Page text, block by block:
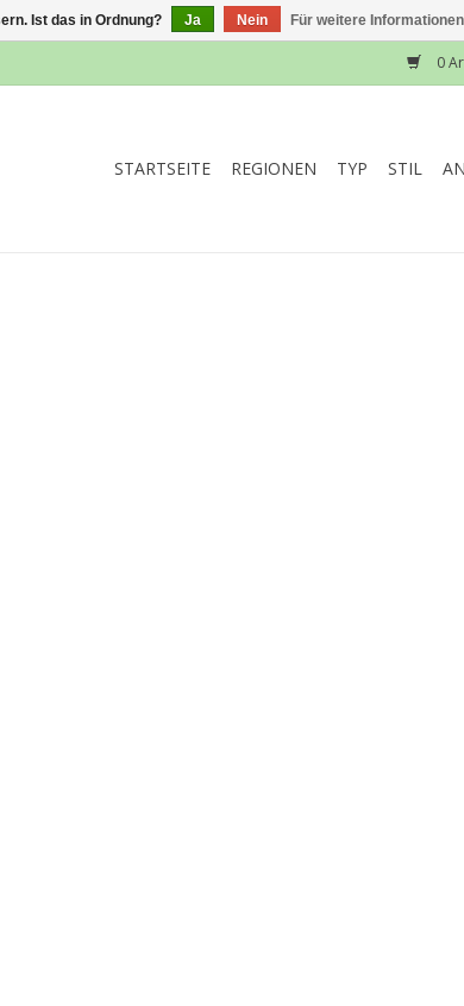
0
STARTSEITE REGIONEN TYP STIL
Ist das in Ordnung? Ja Nein Für weitere